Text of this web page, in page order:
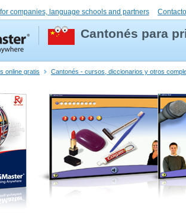
companies, language schools and partners Contacto
Cantonés para
online gratis Cantonés - cursos, diccionarios y otros